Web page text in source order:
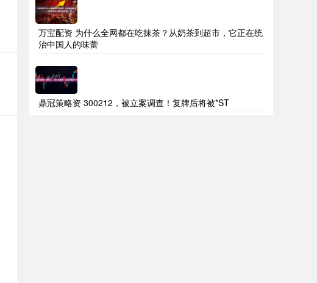
万宝配资 为什么全网都在吃抹茶？从奶茶到超市，它正在统
治中国人的味蕾
鼎冠策略资 300212，被立案调查！复牌后将被*ST